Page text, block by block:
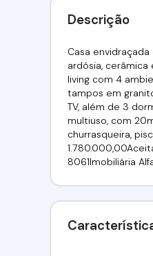
Descrição
Casa
ardósia,
living com 4
tampos em
TV, além de 3
multiuso, com
churrasqueira,
8061Imobiliária